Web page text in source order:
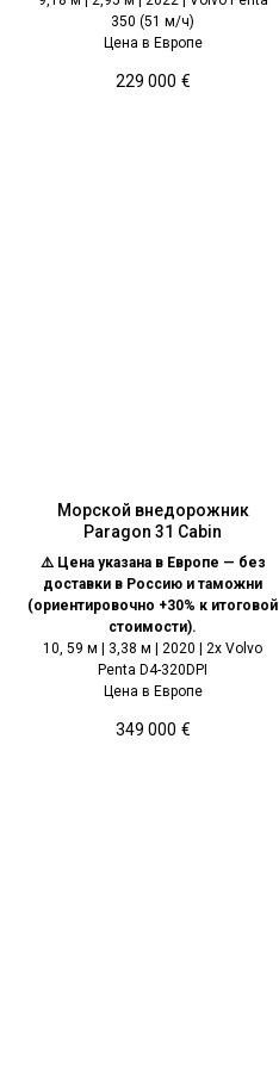
350 (51 м/ч)
Цена в Европе
229 000 €
Морской внедорожник
Paragon 31 Cabin
⚠️ Цена указана в Европе — без
доставки в Россию и таможни
(ориентировочно +30% к итоговой
стоимости).
10, 59 м | 3,38 м | 2020 | 2x Volvo
Penta D4-320DPI
Цена в Европе
349 000 €